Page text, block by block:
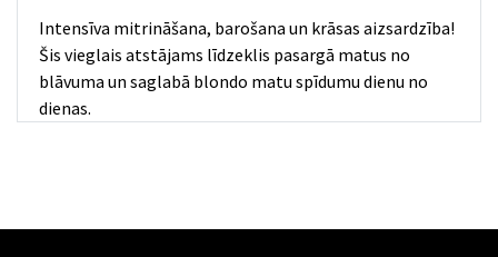
Intensīva mitrināšana, barošana un krāsas aizsardzība!
Šis vieglais atstājams līdzeklis pasargā matus no
blāvuma un saglabā blondo matu spīdumu dienu no
dienas.